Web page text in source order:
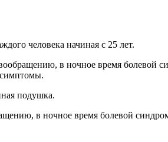
человека начиная с 25 лет.
в ночное время болевой
подушка.
в ночное время болевой